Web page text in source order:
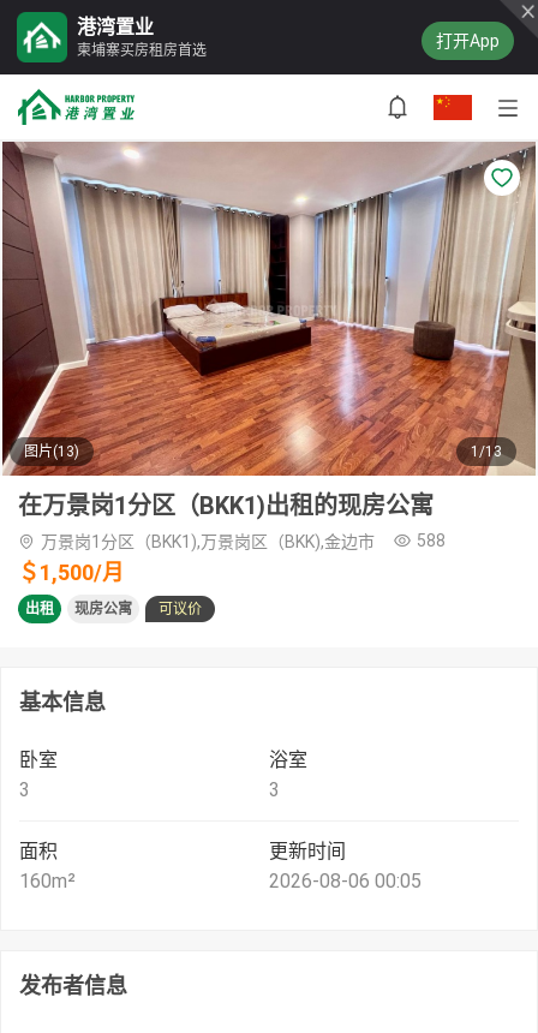
港湾置业
柬埔寨买房租房首选 打开App
图片(13) 1/13
在万景岗1分区（BKK1)出租的现房公寓
万景岗1分区（BKK1),万景岗区（BKK),金边市 588
＄1,500/月
出租 现房公寓 可议价
基本信息
卧室
3
浴室
3
面积
160m²
更新时间
2026-08-06 00:05
发布者信息